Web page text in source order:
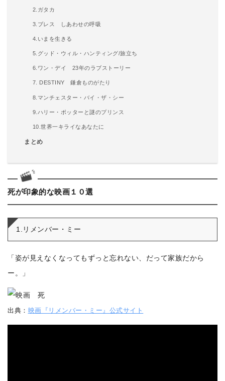
2.ガタカ
3.ブレス しあわせの呼吸
4.いまを生きる
5.グッド・ウィル・ハンティング/旅立ち
6.ワン・デイ 23年のラブストーリー
7. DESTINY 鎌倉ものがたり
8.マンチェスター・バイ・ザ・シー
9.ハリー・ポッターと謎のプリンス
10.世界一キライなあなたに
まとめ
死が印象的な映画１０選
1.リメンバー・ミー
「姿が見えなくなってもずっと忘れない、だって家族だから
ー。」
出典： 映画『リメンバー・ミー』公式サイト